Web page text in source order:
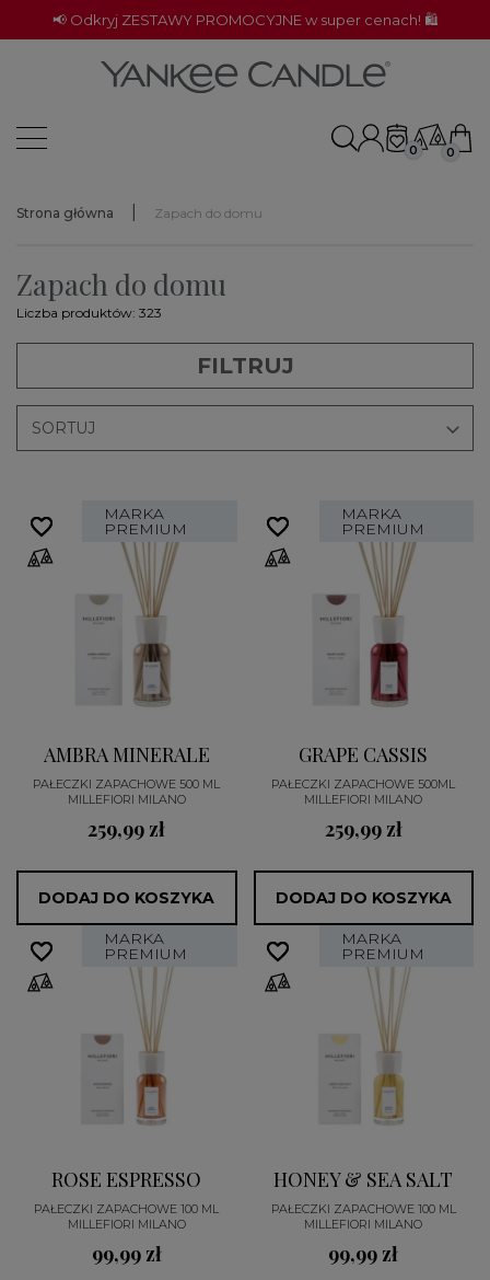
📢 Odkryj ZESTAWY PROMOCYJNE w super cenach! 🛍️
0 0
Strona główna Zapach do domu
Zapach do domu
Liczba produktów: 323
FILTRUJ
SORTUJ 
MARKA
PREMIUM
AMBRA MINERALE
PAŁECZKI ZAPACHOWE 500 ML
MILLEFIORI MILANO
259,99 zł
DODAJ DO KOSZYKA
favorite_border
favorite_border MARKA
PREMIUM
GRAPE CASSIS
PAŁECZKI ZAPACHOWE 500ML
MILLEFIORI MILANO
259,99 zł
DODAJ DO KOSZYKA
favorite_border
favorite_border
MARKA
PREMIUM
ROSE ESPRESSO
PAŁECZKI ZAPACHOWE 100 ML
MILLEFIORI MILANO
99,99 zł
favorite_border
favorite_border MARKA
PREMIUM
HONEY & SEA SALT
PAŁECZKI ZAPACHOWE 100 ML
MILLEFIORI MILANO
99,99 zł
favorite_border
favorite_border